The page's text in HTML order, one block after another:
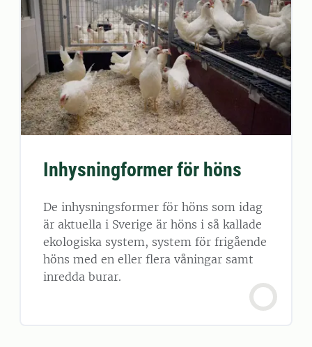
Inhysningformer för höns
De inhysningsformer för höns som idag
är aktuella i Sverige är höns i så kallade
ekologiska system, system för frigående
höns med en eller flera våningar samt
inredda burar.